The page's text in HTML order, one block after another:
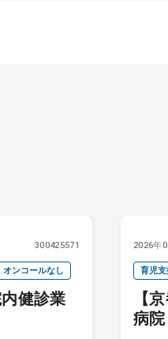
300425571
オンコールなし
内健診業
2026年
育児支
【
病院